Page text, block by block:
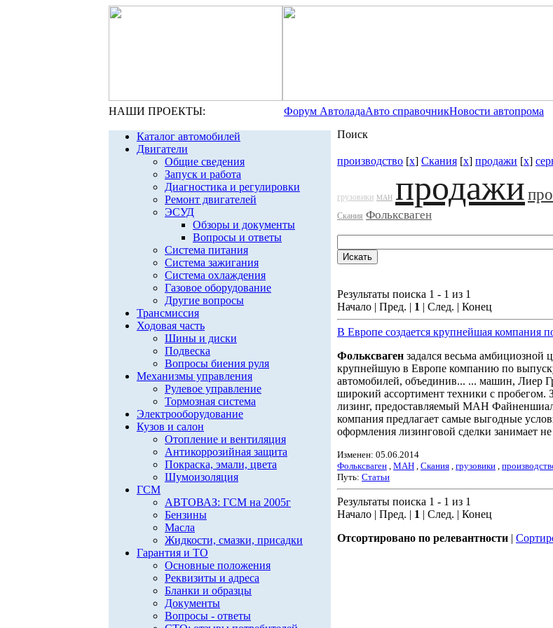
НАШИ ПРОЕКТЫ: Форум АвтоладаАвто справочникНовости автопрома
Каталог автомобилей
Двигатели
Общие сведения
Запуск и работа
Диагностика и регулировки
Ремонт двигателей
ЭСУД
Обзоры и документы
Вопросы и ответы
Система питания
Система зажигания
Система охлаждения
Газовое оборудование
Другие вопросы
Трансмиссия
Ходовая часть
Шины и диски
Подвеска
Вопросы биения руля
Механизмы управления
Рулевое управление
Тормозная система
Электрооборудование
Кузов и салон
Отопление и вентиляция
Антикоррозийная защита
Покраска, эмали, цвета
Шумоизоляция
ГСМ
АВТОВАЗ: ГСМ на 2005г
Бензины
Масла
Жидкости, смазки, присадки
Гарантия и ТО
Основные положения
Реквизиты и адреса
Бланки и образцы
Документы
Вопросы - ответы
Поиск
производство [x] Скания [x] продажи [x]
грузовики МАН продажи
Скания Фольксваген
Результаты поиска 1 - 1 из 1
Начало | Пред. | 1 | След. | Конец
В Европе создается крупнейшая компания
Фольксваген задался весьма амбициозной
крупнейшую в Европе компанию по
автомобилей, объединив... ... машин, Лиер
широкий ассортимент техники с пробегом.
лизинг, предоставляемый МАН
компания предлагает самые выгодные
оформления лизинговой сделки занимает
Изменен: 05.06.2014
Фольксваген , МАН , Скания , грузовики ,
Путь: Статьи
Результаты поиска 1 - 1 из 1
Начало | Пред. | 1 | След. | Конец
Отсортировано по релевантности |